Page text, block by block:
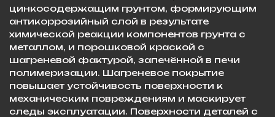
цинкосодержащим грунтом, формирующим
антикоррозийный слой в результате
химической реакции компонентов грунта с
металлом, и порошковой краской с
шагреневой фактурой, запечённой в печи
полимеризации. Шагреневое покрытие
повышает устойчивость поверхности к
механическим повреждениям и маскирует
следы эксплуатации. Поверхности деталей с